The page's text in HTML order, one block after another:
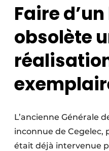
Faire
obsolète
L’ancienne Générale
inconnue de Cegelec,
était déjà intervenue